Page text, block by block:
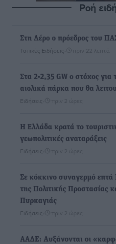
Ροή
Στη Λέρο ο πρόεδρος του
Τοπικές Ειδήσεις πριν 22 λεπτά
Στα 2-2,35 GW ο στόχος για
αιολικά πάρκα που θα
Ειδήσεις πριν 2 ώρες
Η Ελλάδα κρατά το
γεωπολιτικές αναταράξεις
Ειδήσεις πριν 2 ώρες
Σε κόκκινο συναγερμό επτά
της Πολιτικής Προστασίας
Πυρκαγιάς
Ειδήσεις πριν 2 ώρες
ΑΑΔΕ: Αυξάνονται οι